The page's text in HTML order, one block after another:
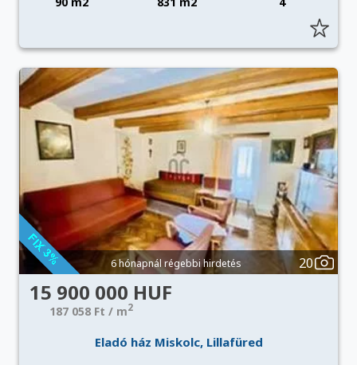
6 hónapnál régebbi hirdetés 20
15 900 000 HUF
187 058 Ft / m2
Eladó ház Miskolc, Lillafüred